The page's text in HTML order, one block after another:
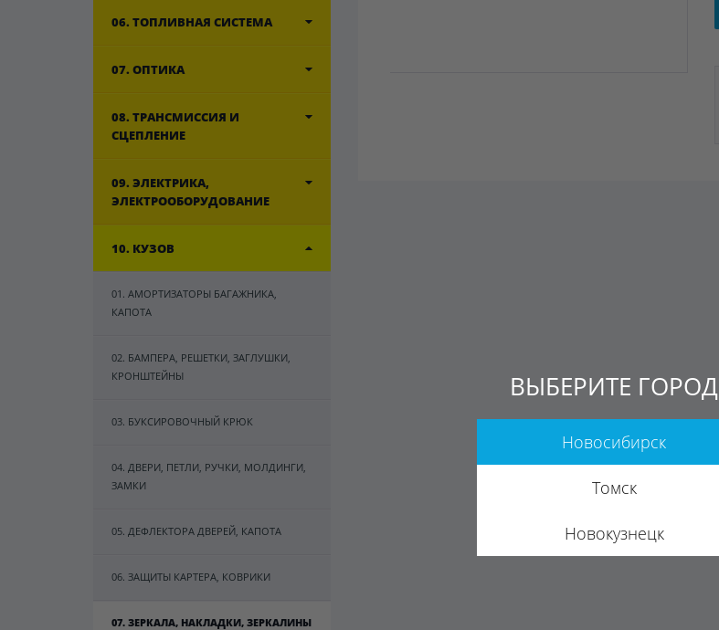
06. ТОПЛИВНАЯ СИСТЕМА
07. ОПТИКА
08. ТРАНСМИССИЯ И
СЦЕПЛЕНИЕ
09. ЭЛЕКТРИКА,
ЭЛЕКТРООБОРУДОВАНИЕ
10. КУЗОВ
01. АМОРТИЗАТОРЫ БАГАЖНИКА,
КАПОТА
02. БАМПЕРА, РЕШЕТКИ, ЗАГЛУШКИ,
КРОНШТЕЙНЫ
03. БУКСИРОВОЧНЫЙ КРЮК
04. ДВЕРИ, ПЕТЛИ, РУЧКИ, МОЛДИНГИ,
ЗАМКИ
05. ДЕФЛЕКТОРА ДВЕРЕЙ, КАПОТА
06. ЗАЩИТЫ КАРТЕРА, КОВРИКИ
07. ЗЕРКАЛА, НАКЛАДКИ, ЗЕРКАЛИНЫ
ВЫБЕРИТЕ ГОРОД
Новосибирск
Томск
Новокузнецк